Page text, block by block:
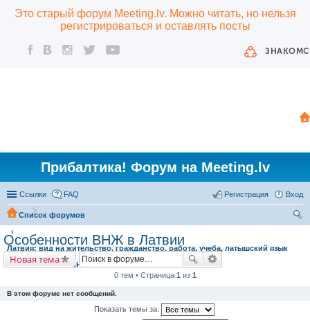
Это старый форум Meeting.lv. Можно читать, но нельзя
регистрироваться и оставлять посты
Прибалтика! Форум на Meeting.lv
Ссылки FAQ Вход
Регистрация
Список форумов
Латвия: вид на жительство, гражданство, работа, учеба, латышский язык
Особенности ВНЖ в Латвии
Особенности ВНЖ в Латвии
Новая тема
0 тем • Страница 1 из 1
В этом форуме нет сообщений.
Показать темы за: